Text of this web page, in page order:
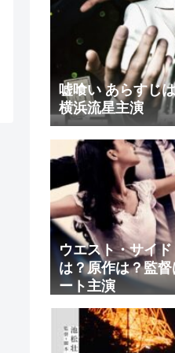
嘘喰い あらすじ
横浜流星主演
ウエスト・サイ
は？原作は？監
ート主演